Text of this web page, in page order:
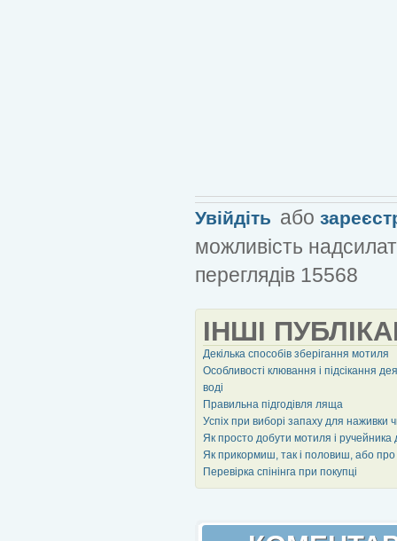
Увійдіть або
можливість
переглядів 15568
ІНШІ
Декілька способів зберігання мотиля
Особливості клювання і підсікання
воді
Правильна підгодівля ляща
Успіх при виборі запаху для наживки
Як просто добути мотиля і ручейника
Як прикормиш, так і половиш, або про
Перевірка спінінга при покупці